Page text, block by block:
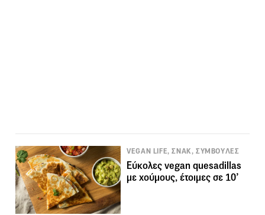
VEGAN LIFE, ΣΝΑΚ, ΣΥΜΒΟΥΛΕΣ
Εύκολες vegan quesadillas
με χούμους, έτοιμες σε 10’